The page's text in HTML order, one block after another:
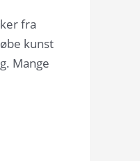
fra
kunst
Mange